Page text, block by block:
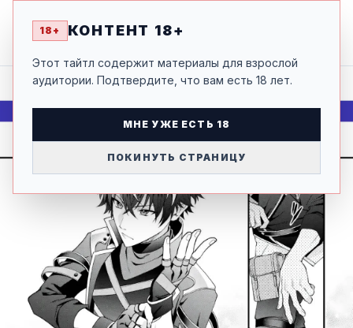
18+ КОНТЕНТ 18+
Этот тайтл содержит материалы для взрослой
аудитории. Подтвердите, что вам есть 18 лет.
МНЕ УЖЕ ЕСТЬ 18
ПОКИНУТЬ СТРАНИЦУ
НАЗАД ТОМ 1 ГЛАВА 3.2